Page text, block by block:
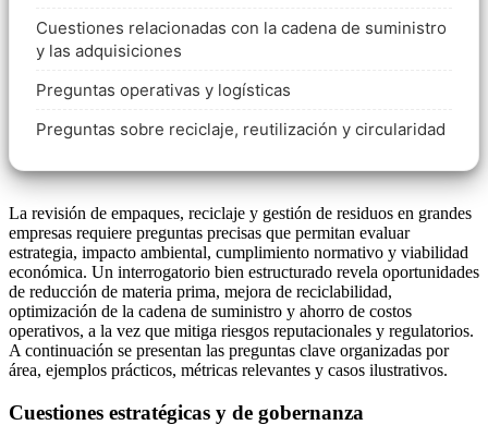
Cuestiones relacionadas con la cadena de suministro
y las adquisiciones
Preguntas operativas y logísticas
Preguntas sobre reciclaje, reutilización y circularidad
La revisión de empaques, reciclaje y gestión de residuos en grandes
empresas requiere preguntas precisas que permitan evaluar
estrategia, impacto ambiental, cumplimiento normativo y viabilidad
económica. Un interrogatorio bien estructurado revela oportunidades
de reducción de materia prima, mejora de reciclabilidad,
optimización de la cadena de suministro y ahorro de costos
operativos, a la vez que mitiga riesgos reputacionales y regulatorios.
A continuación se presentan las preguntas clave organizadas por
área, ejemplos prácticos, métricas relevantes y casos ilustrativos.
Cuestiones estratégicas y de gobernanza